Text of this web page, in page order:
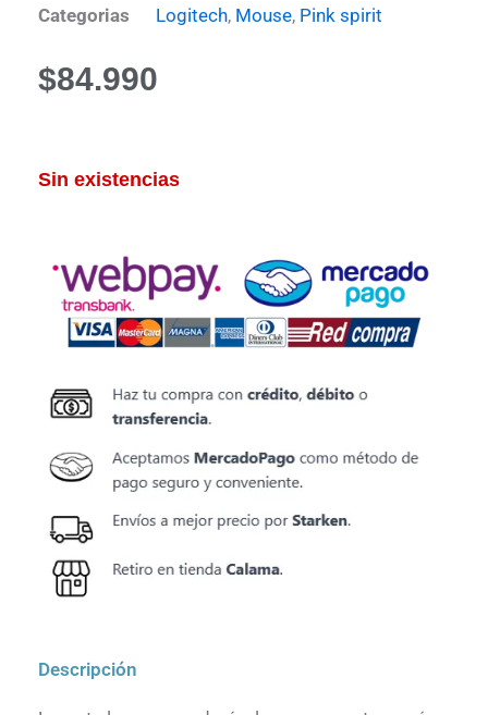
Categorias
Logitech, Mouse, Pink spirit
$84.990
Sin existencias
Descripción